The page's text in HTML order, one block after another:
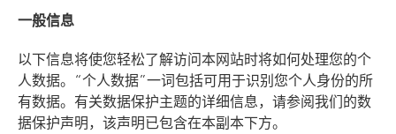
一般信息
以下信息将使您轻松了解访问本网站时将如何处理您的个
人数据。“个人数据”一词包括可用于识别您个人身份的所
有数据。有关数据保护主题的详细信息，请参阅我们的数
据保护声明，该声明已包含在本副本下方。